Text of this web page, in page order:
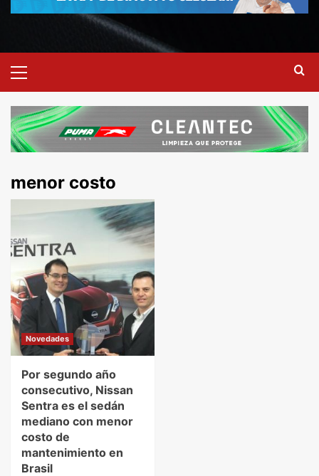
menor costo
Novedades
Por segundo año
consecutivo, Nissan
Sentra es el sedán
mediano con menor
costo de
mantenimiento en
Brasil